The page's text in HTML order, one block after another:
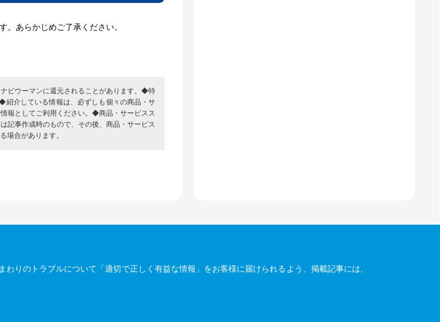
あらかじめご了承ください。
ビウーマンに還元されることがあります。◆特
紹介している情報は、必ずしも個々の商品・サ
報としてご利用ください。◆商品・サービスス
記事作成時のもので、その後、商品・サービス
場合があります。
りのトラブルについて「適切で正しく有益な情報」をお客様に届けられるよう、掲載記事には、